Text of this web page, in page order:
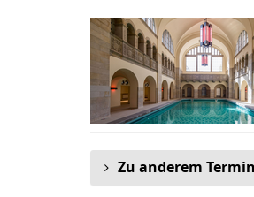
Zu anderem